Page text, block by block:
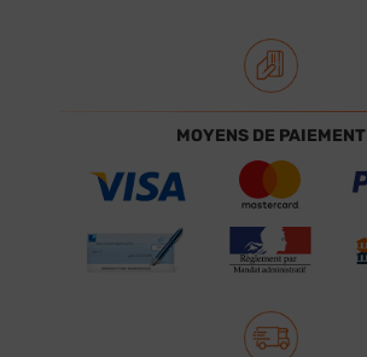
MOYENS DE PAIEMENT